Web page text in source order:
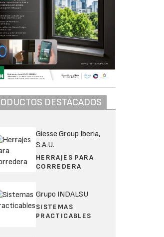
DESTACADOS
Giesse Group Iberia,
S.A.U.
HERRAJES PARA
CORREDERA
Grupo INDALSU
SISTEMAS
PRACTICABLES